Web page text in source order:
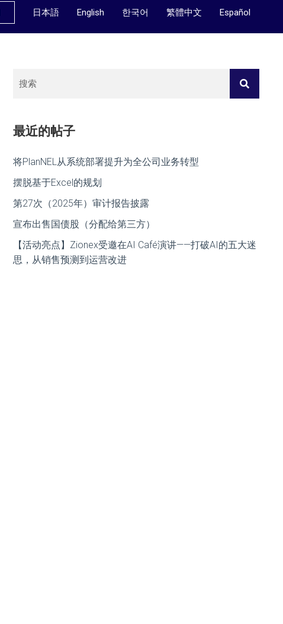
日本語 English 한국어 繁體中文 Español
最近的帖子
将PlanNEL从系统部署提升为全公司业务转型
摆脱基于Excel的规划
第27次（2025年）审计报告披露
宣布出售国债股（分配给第三方）
【活动亮点】Zionex受邀在AI Café演讲——打破AI的五大迷
思，从销售预测到运营改进